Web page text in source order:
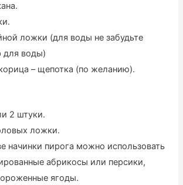
ложки (для воды не забудьте
для воды)
– щепотка (по желанию).
2 штуки.
ложки.
начинки пирога можно использовать
абрикосы или персики,
ягоды.